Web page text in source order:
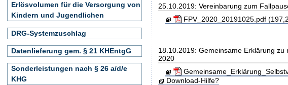
25.10.2019: Vereinbarung zum
FPV_2020_20191025.pdf
18.10.2019: Gemeinsame Erklärung
2020
Download-Hilfe?
Erlösvolumen für die Versorgung von
Kindern und Jugendlichen
DRG-Systemzuschlag
Datenlieferung gem. § 21 KHEntgG
Sonderleistungen nach § 26 a/d/e
KHG